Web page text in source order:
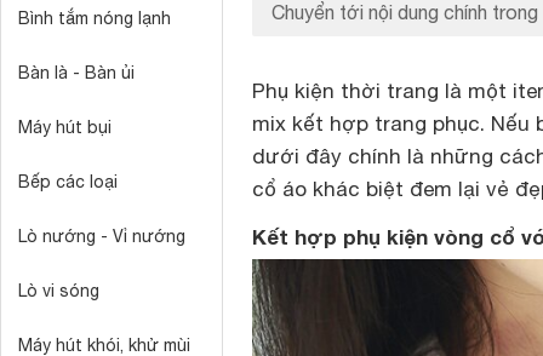
Bình tắm nóng lạnh
Bàn là - Bàn ủi
Máy hút bụi
Bếp các loại
Lò nướng - Vỉ nướng
Lò vi sóng
Máy hút khói, khử mùi
Chuyển tới nội dung chính trong
Phụ kiện thời trang là một
mix kết hợp trang phục.
dưới đây chính là những
cổ áo khác biệt đem lại vẻ
Kết hợp phụ kiện vòng cổ